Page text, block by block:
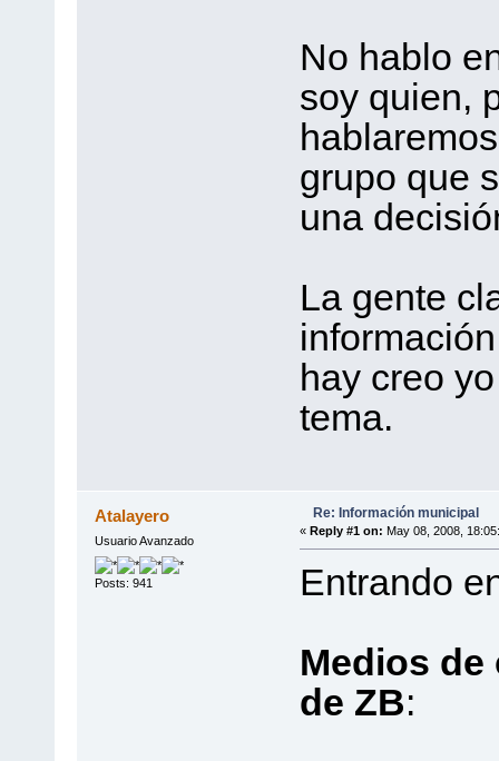
No hablo
soy quien,
grupo que
una
La gente
hay creo
tema.
Atalayero
Usuario Avanzado
Posts: 941
Re: Información municipal
« Reply #1 on: May 08, 2008,
Entrando
Medios
de ZB: